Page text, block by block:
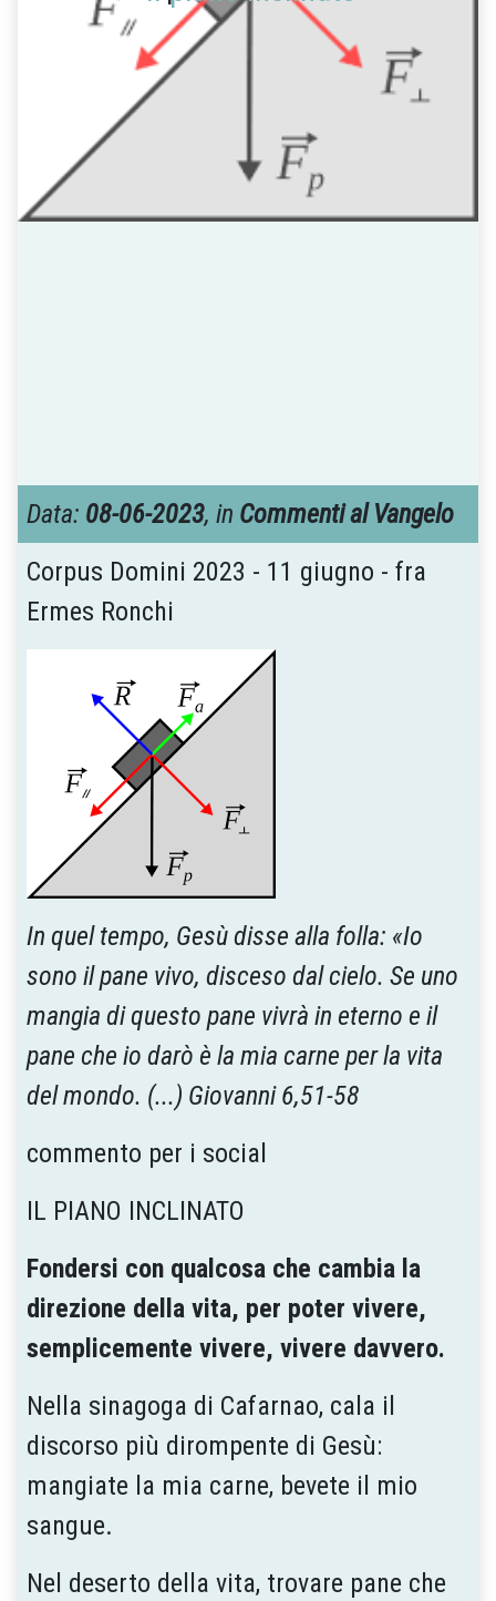
Data: 08-06-2023, in Commenti al Vangelo
Corpus Domini 2023 - 11 giugno - fra
Ermes Ronchi
In quel tempo, Gesù disse alla folla: «Io
sono il pane vivo, disceso dal cielo. Se uno
mangia di questo pane vivrà in eterno e il
pane che io darò è la mia carne per la vita
del mondo. (...) Giovanni 6,51-58
commento per i social
IL PIANO INCLINATO
Fondersi con qualcosa che cambia la
direzione della vita, per poter vivere,
semplicemente vivere, vivere davvero.
Nella sinagoga di Cafarnao, cala il
discorso più dirompente di Gesù:
mangiate la mia carne, bevete il mio
sangue.
Nel deserto della vita, trovare pane che